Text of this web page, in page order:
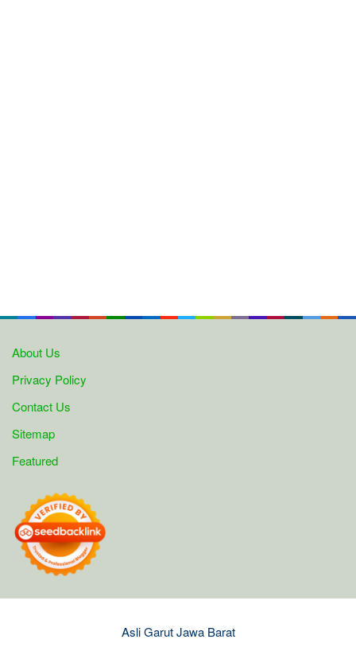
About Us
Privacy Policy
Contact Us
Sitemap
Featured
Asli Garut Jawa Barat